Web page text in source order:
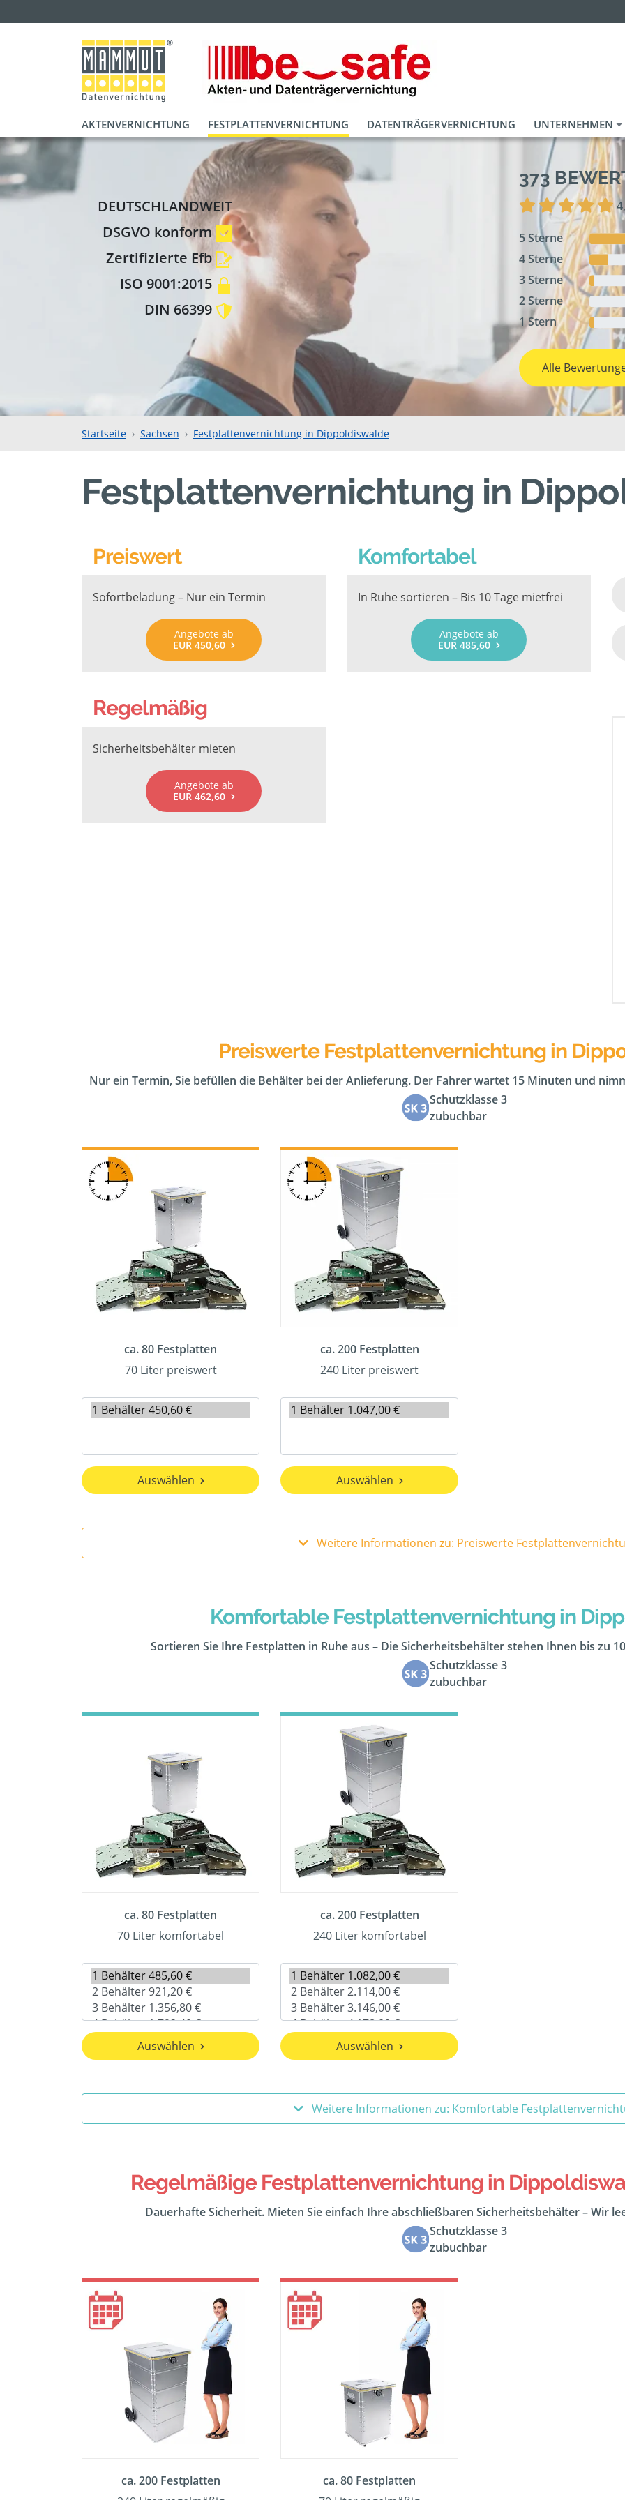
AKTENVERNICHTUNG FESTPLATTENVERNICHTUNG DATENTRÄGERVERNICHTUNG UNTERNEHMEN
DEUTSCHLANDWEIT
DSGVO konform
Zertifizierte Efb
ISO 9001:2015
DIN 66399
373
5 Sterne
4 Sterne
3 Sterne
2 Sterne
1 Stern
Alle
Startseite Sachsen Festplattenvernichtung in Dippoldiswalde
Festplattenvernichtung in
Preiswert
Sofortbeladung – Nur ein Termin
Angebote ab
EUR 450,60
Komfortabel
In Ruhe sortieren – Bis 10 Tage mietfrei
Angebote ab
EUR 485,60
Regelmäßig
Sicherheitsbehälter mieten
Angebote ab
EUR 462,60
Preiswerte Festplattenvernichtung in
Nur ein Termin, Sie befüllen die Behälter bei der Anlieferung. Der Fahrer wartet 15 Minuten und
Schutzklasse 3
zubuchbar
ca. 80 Festplatten
70 Liter preiswert
Auswählen
ca. 200 Festplatten
240 Liter preiswert
Auswählen
Weitere Informationen zu: Preiswerte
Komfortable Festplattenvernichtung in
Sortieren Sie Ihre Festplatten in Ruhe aus – Die Sicherheitsbehälter stehen Ihnen bis zu
Schutzklasse 3
zubuchbar
ca. 80 Festplatten
70 Liter komfortabel
Auswählen
ca. 200 Festplatten
240 Liter komfortabel
Auswählen
Weitere Informationen zu: Komfortable
Regelmäßige Festplattenvernichtung in
Dauerhafte Sicherheit. Mieten Sie einfach Ihre abschließbaren Sicherheitsbehälter – Wir
Schutzklasse 3
zubuchbar
ca. 200 Festplatten
ca. 80 Festplatten